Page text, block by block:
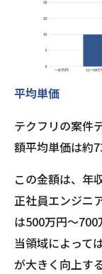
平均単価
テクフリの案件
額平均単価は約
この金額は、年
正社員エンジニ
は500万円〜
当領域によって
が大きく向上す